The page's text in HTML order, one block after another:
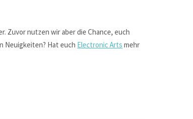
Zuvor nutzen wir aber die Chance, euch
Neuigkeiten? Hat euch Electronic Arts mehr